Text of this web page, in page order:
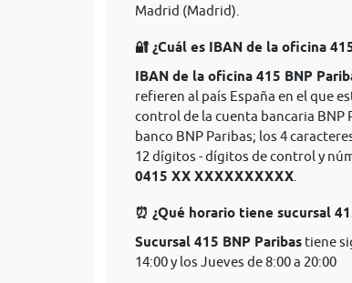
Madrid (Madrid).
🔐 ¿Cuál es IBAN de la oficina
IBAN de la oficina 415 BNP
refieren al país España en el que
control de la cuenta bancaria BNP
banco BNP Paribas; los 4
12 dígitos - dígitos de control y
0415 XX XXXXXXXXXX
⏰ ¿Qué horario tiene sucursal
Sucursal 415 BNP Paribas tiene
14:00 y los Jueves de 8:00 a 20:00